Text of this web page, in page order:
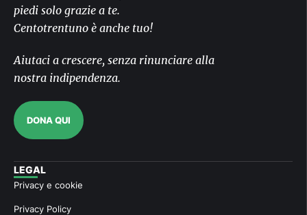
piedi solo grazie a te.
Centotrentuno è anche tuo!
Aiutaci a crescere, senza rinunciare alla
nostra indipendenza.
DONA QUI
LEGAL
Privacy e cookie
Privacy Policy